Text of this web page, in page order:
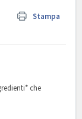
Stampa
che